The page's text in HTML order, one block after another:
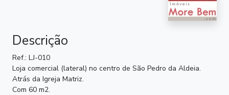
Descrição
Ref.: LJ-010
Loja comercial (lateral) no centro de São Pedro da Aldeia.
Atrás da Igreja Matriz.
Com 60 m2.